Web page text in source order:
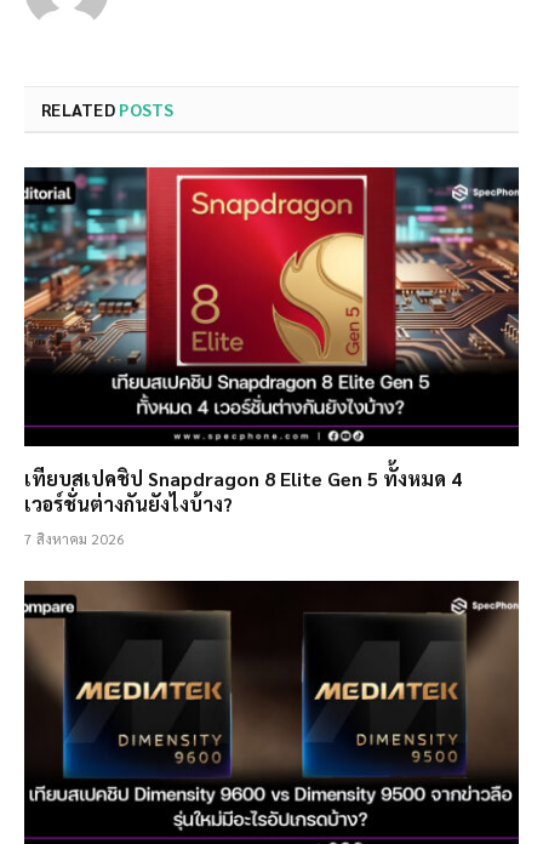
RELATED POSTS
เทียบสเปคชิป Snapdragon 8 Elite Gen 5 ทั้งหมด 4
เวอร์ชั่นต่างกันยังไงบ้าง?
7 สิงหาคม 2026